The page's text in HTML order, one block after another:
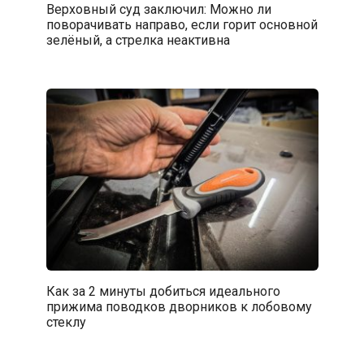
Верховный суд заключил: Можно ли
поворачивать направо, если горит основной
зелёный, а стрелка неактивна
Как за 2 минуты добиться идеального
прижима поводков дворников к лобовому
стеклу